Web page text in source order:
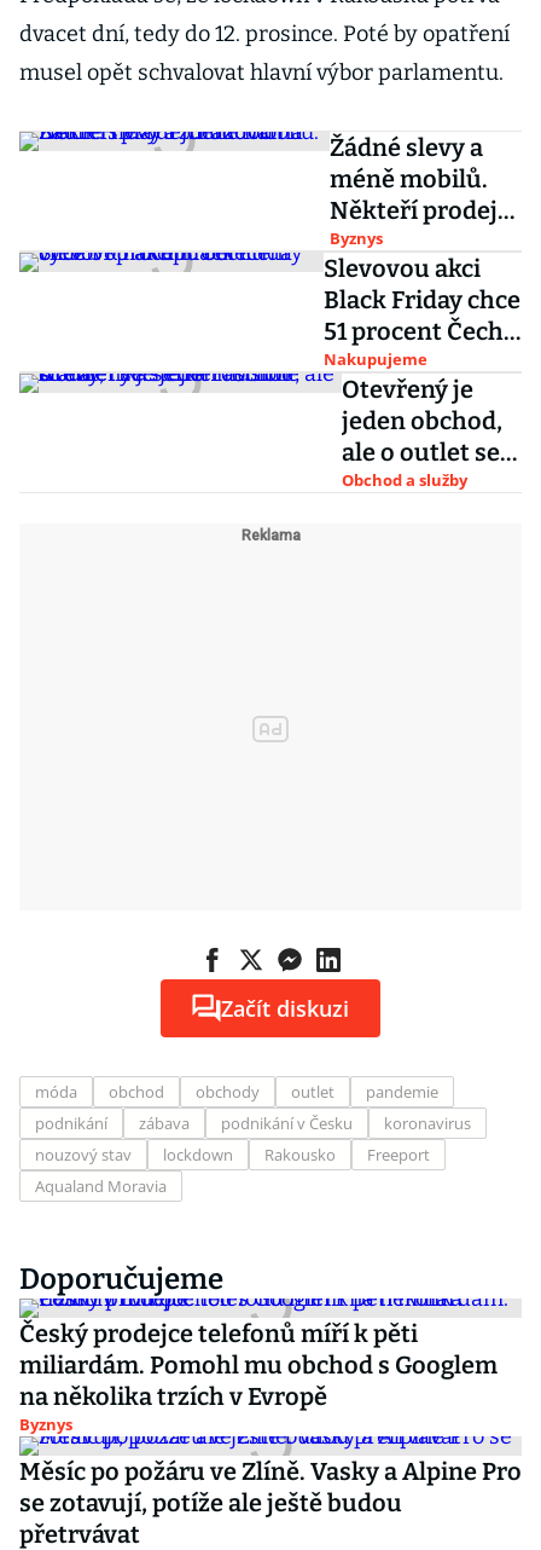
dvacet dní, tedy do 12. prosince. Poté by opatření
musel opět schvalovat hlavní výbor parlamentu.
Žádné slevy a
méně mobilů.
Někteří prodejci
budou na Black
Friday i
zdražovat
Byznys
Slevovou akci
Black Friday chce
51 procent Čechů
využít k nákupu
oblečení
Nakupujeme
Otevřený je
jeden obchod,
ale o outlet se
stejně musíme
Obchod a služby
Začít diskuzi
móda obchod obchody outlet
pandemie
podnikání
zábava podnikání v Česku
koronavirus
nouzový stav
lockdown Rakousko
Freeport
Aqualand Moravia
Doporučujeme
Český prodejce telefonů míří k pěti
miliardám. Pomohl mu obchod s Googlem
na několika trzích v Evropě
Byznys
Měsíc po požáru ve Zlíně. Vasky a Alpine Pro
se zotavují, potíže ale ještě budou
přetrvávat